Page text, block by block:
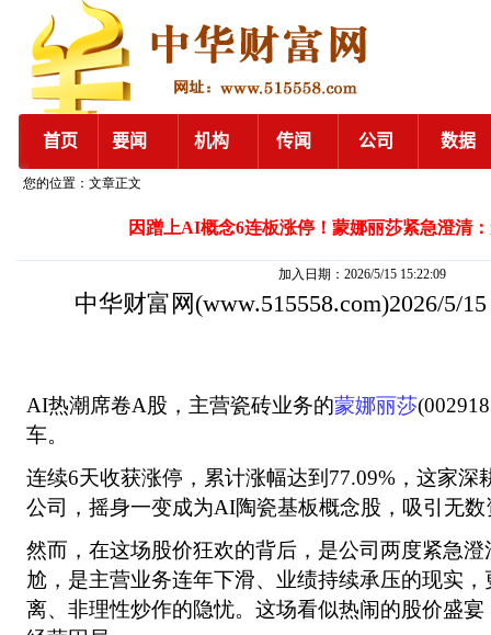
您的位置：文章正文
因蹭上AI概念6连板涨停！蒙娜丽莎紧急澄清
加入日期：2026/5/15 15:22:09
中华财富网 (www.515558.com)2026/5/
AI热潮席卷A股，主营瓷砖业务的蒙娜丽莎
车。
连续6天收获涨停，累计涨幅达到77.09%，这家深
公司，摇身一变成为AI陶瓷基板概念股，吸引无
然而，在这场股价狂欢的背后，是公司两度紧急
尬，是主营业务连年下滑、业绩持续承压的现实
离、非理性炒作的隐忧。这场看似热闹的股价盛宴